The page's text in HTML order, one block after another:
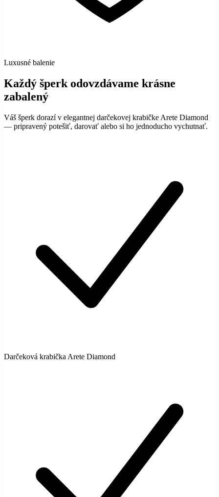
Luxusné balenie
Každý šperk odovzdávame krásne
zabalený
Váš šperk dorazí v elegantnej darčekovej krabičke Arete Diamond
— pripravený potešiť, darovať alebo si ho jednoducho vychutnať.
Darčeková krabička Arete Diamond